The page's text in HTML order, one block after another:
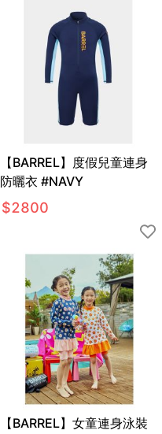
【BARREL】度假兒童連身
防曬衣 #NAVY
$2800
【BARREL】女童連身泳裝